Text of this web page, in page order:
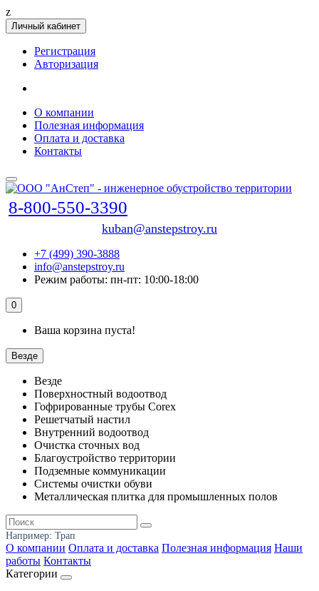
z
Личный кабинет
Регистрация
Авторизация
О компании
Полезная информация
Оплата и доставка
Контакты
8-800-550-3390
kuban@anstepstroy.ru
+7 (499) 390-3888
info@anstepstroy.ru
Режим работы: пн-пт: 10:00-18:00
0
Ваша корзина пуста!
Везде
Везде
Поверхностный водоотвод
Гофрированные трубы Corex
Решетчатый настил
Внутренний водоотвод
Очистка сточных вод
Благоустройство территории
Подземные коммуникации
Системы очистки обуви
Металлическая плитка для промышленных полов
Например: Трап
О компании Оплата и доставка Полезная информация Наши
работы Контакты
Категории